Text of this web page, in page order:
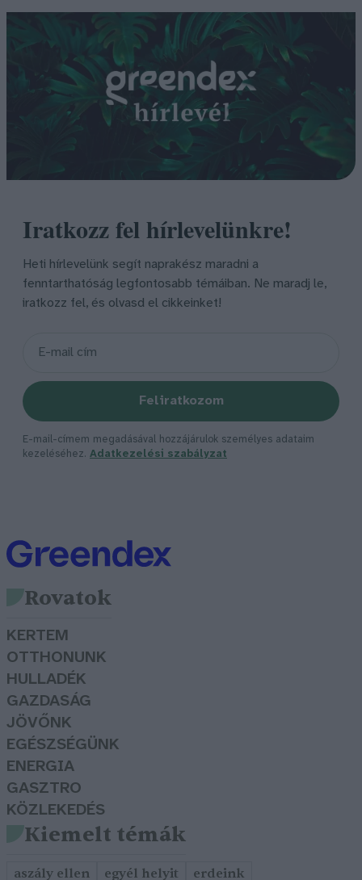
Iratkozz fel hírlevelünkre!
Heti hírlevelünk segít naprakész maradni a
fenntarthatóság legfontosabb témáiban. Ne maradj le,
iratkozz fel, és olvasd el cikkeinket!
Feliratkozom
E-mail-címem megadásával hozzájárulok személyes adataim
kezeléséhez. Adatkezelési szabályzat
Rovatok
KERTEM
OTTHONUNK
HULLADÉK
GAZDASÁG
JÖVŐNK
EGÉSZSÉGÜNK
ENERGIA
GASZTRO
KÖZLEKEDÉS
Kiemelt témák
aszály ellen egyél helyit erdeink